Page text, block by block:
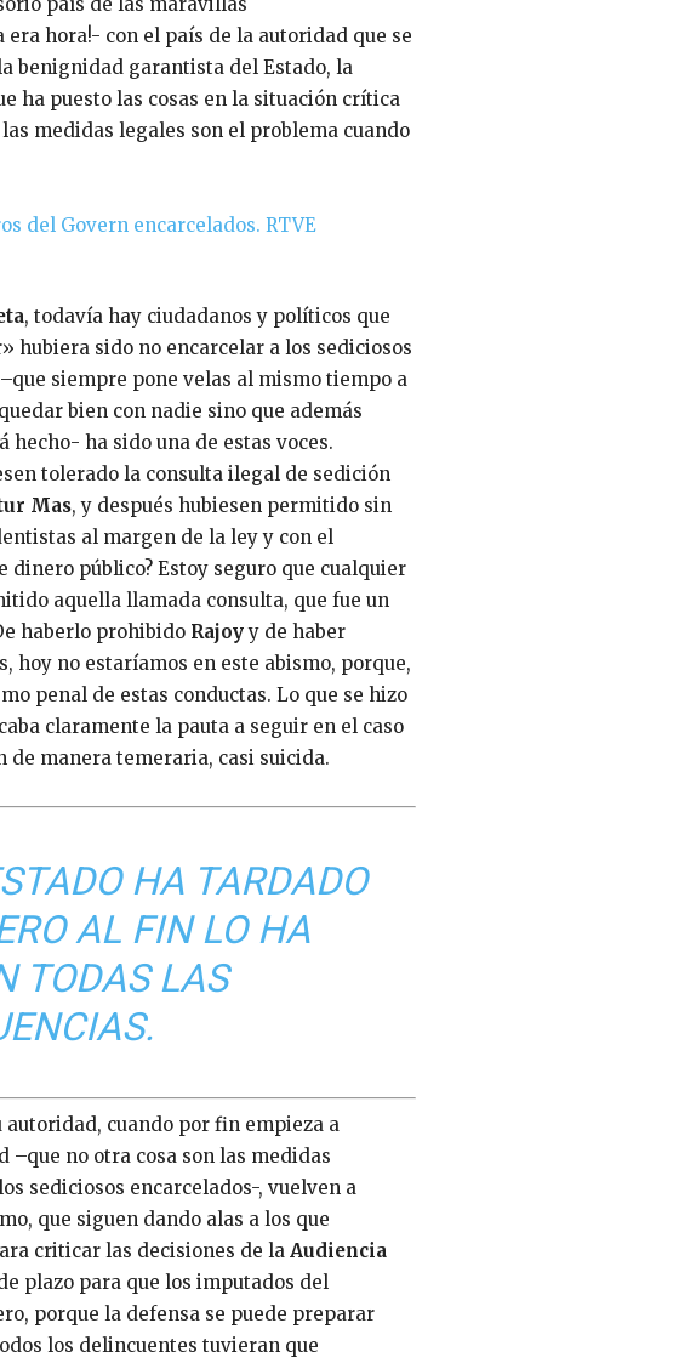
hora!- con el país de la autoridad que se
benignidad garantista del Estado, la
ha puesto las cosas en la situación crítica
medidas legales son el problema cuando
, todavía hay ciudadanos y políticos que
hubiera sido no encarcelar a los sediciosos
–que siempre pone velas al mismo tiempo a
bien con nadie sino que además
hecho- ha sido una de estas voces.
tolerado la consulta ilegal de sedición
Mas, y después hubiesen permitido sin
al margen de la ley y con el
público? Estoy seguro que cualquier
aquella llamada consulta, que fue un
haberlo prohibido Rajoyy de haber
hoy no estaríamos en este abismo, porque,
penal de estas conductas. Lo que se hizo
claramente la pauta a seguir en el caso
de manera temeraria, casi suicida.
HA TARDADO
AL FIN LO HA
TODAS LAS
autoridad, cuando por fin empieza a
no otra cosa son las medidas
sediciosos encarcelados-, vuelven a
que siguen dando alas a los que
criticar las decisiones de la Audiencia
plazo para que los imputados del
porque la defensa se puede preparar
los delincuentes tuvieran que